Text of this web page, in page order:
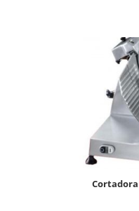
cortadora c/ afiador 300i ind.